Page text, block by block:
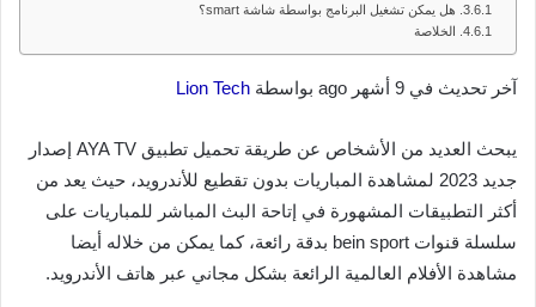
هل يمكن تشغيل البرنامج بواسطة شاشة smart؟
الخلاصة
آخر تحديث في 9 أشهر ago بواسطة Lion Tech
يبحث العديد من الأشخاص عن طريقة تحميل تطبيق AYA TV إصدار
جديد 2023 لمشاهدة المباريات بدون تقطيع للأندرويد، حيث يعد من
أكثر التطبيقات المشهورة في إتاحة البث المباشر للمباريات على
سلسلة قنوات bein sport بدقة رائعة، كما يمكن من خلاله أيضا
مشاهدة الأفلام العالمية الرائعة بشكل مجاني عبر هاتف الأندرويد.